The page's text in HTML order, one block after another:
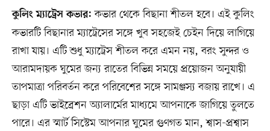
কুলিং ম্যাট্রেস কভার: কভার থেকে বিছানা শীতল হবে। এই কুলিং
কভারটি বিছানার ম্যাট্রেসের সঙ্গে খুব সহজেই চেইন দিয়ে লাগিয়ে
রাখা যায়। এটি শুধু ম্যাট্রেস শীতল করে এমন নয়, বরং সুন্দর ও
আরামদায়ক ঘুমের জন্য রাতের বিভিন্ন সময়ে প্রয়োজন অনুযায়ী
তাপমাত্রা পরিবর্তন করে পরিবেশের সঙ্গে সামঞ্জস্য বজায় রাখে। এ
ছাড়া এটি ভাইব্রেশন অ্যালার্মের মাধ্যমে আপনাকে জাগিয়ে তুলতে
পারে। এর স্মার্ট সিস্টেম আপনার ঘুমের গুণগত মান, শ্বাস-প্রশ্বাস